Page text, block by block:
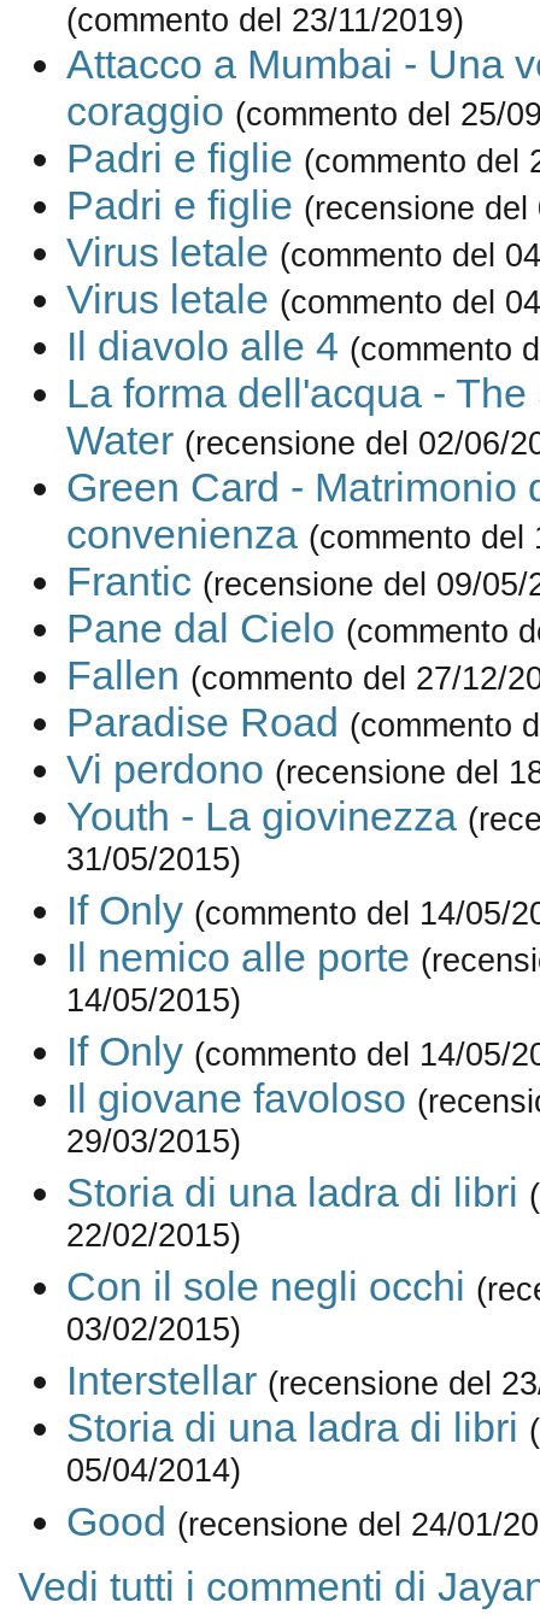
(commento del 23/11/2019)
Attacco a Mumbai - Una
coraggio (commento del 25/
Padri e figlie (commento del
Padri e figlie (recensione del
Virus letale (commento del
Virus letale (commento del
Il diavolo alle 4 (commento
La forma dell'acqua - The
Water (recensione del 02/06/
Green Card - Matrimonio
convenienza (commento del
Frantic (recensione del 09/05/
Pane dal Cielo (commento
Fallen (commento del 27/12/
Paradise Road (commento
Vi perdono (recensione del
Youth - La giovinezza
31/05/2015)
If Only (commento del 14/05/
Il nemico alle porte
14/05/2015)
If Only (commento del 14/05/
Il giovane favoloso
29/03/2015)
Storia di una ladra di libri
22/02/2015)
Con il sole negli occhi
03/02/2015)
Interstellar (recensione del
Storia di una ladra di libri
05/04/2014)
Good (recensione del 24/01/
Vedi tutti i commenti di